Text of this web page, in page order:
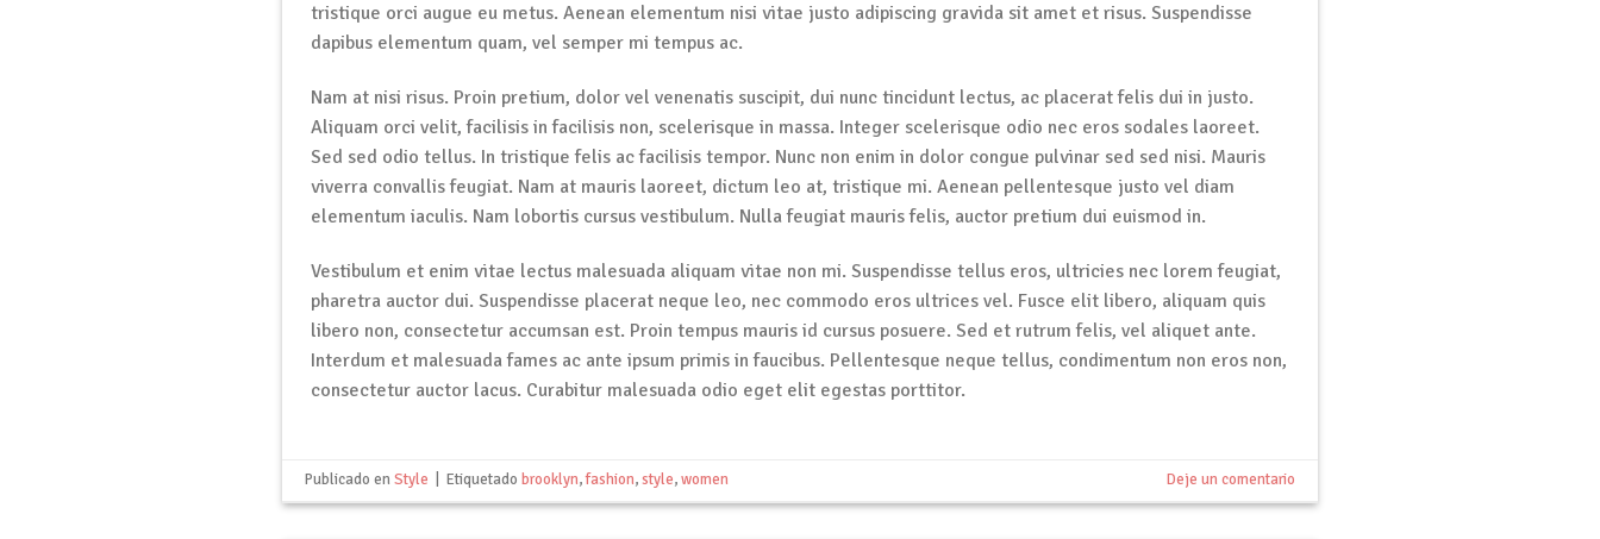
tristique orci augue eu metus. Aenean elementum nisi vitae justo adipiscing gravida sit amet et risus. Suspendisse
dapibus elementum quam, vel semper mi tempus ac.
Nam at nisi risus. Proin pretium, dolor vel venenatis suscipit, dui nunc tincidunt lectus, ac placerat felis dui in justo.
Aliquam orci velit, facilisis in facilisis non, scelerisque in massa. Integer scelerisque odio nec eros sodales laoreet.
Sed sed odio tellus. In tristique felis ac facilisis tempor. Nunc non enim in dolor congue pulvinar sed sed nisi. Mauris
viverra convallis feugiat. Nam at mauris laoreet, dictum leo at, tristique mi. Aenean pellentesque justo vel diam
elementum iaculis. Nam lobortis cursus vestibulum. Nulla feugiat mauris felis, auctor pretium dui euismod in.
Vestibulum et enim vitae lectus malesuada aliquam vitae non mi. Suspendisse tellus eros, ultricies nec lorem feugiat,
pharetra auctor dui. Suspendisse placerat neque leo, nec commodo eros ultrices vel. Fusce elit libero, aliquam quis
libero non, consectetur accumsan est. Proin tempus mauris id cursus posuere. Sed et rutrum felis, vel aliquet ante.
Interdum et malesuada fames ac ante ipsum primis in faucibus. Pellentesque neque tellus, condimentum non eros non,
consectetur auctor lacus. Curabitur malesuada odio eget elit egestas porttitor.
Publicado enStyle Etiquetado brooklyn,fashion,style,women Deje un comentario